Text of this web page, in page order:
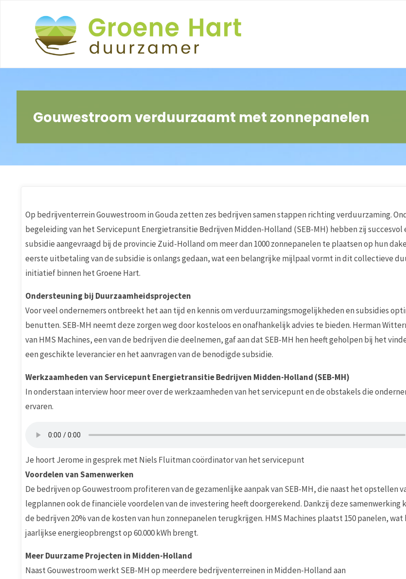
Gouwestroom verduurzaamt met zonnepanelen
Op bedrijventerrein Gouwestroom in Gouda zetten zes bedrijven samen stappen richting verduurzaming.
begeleiding van het Servicepunt Energietransitie Bedrijven Midden-Holland (SEB-MH) hebben zij succesvol
subsidie aangevraagd bij de provincie Zuid-Holland om meer dan 1000 zonnepanelen te plaatsen op hun
eerste uitbetaling van de subsidie is onlangs gedaan, wat een belangrijke mijlpaal vormt in dit collectieve
initiatief binnen het Groene Hart.
Ondersteuning bij Duurzaamheidsprojecten
Voor veel ondernemers ontbreekt het aan tijd en kennis om verduurzamingsmogelijkheden en subsidies
benutten. SEB-MH neemt deze zorgen weg door kosteloos en onafhankelijk advies te bieden. Herman
van HMS Machines, een van de bedrijven die deelnemen, gaf aan dat SEB-MH hen heeft geholpen bij het
een geschikte leverancier en het aanvragen van de benodigde subsidie.
Werkzaamheden van Servicepunt Energietransitie Bedrijven Midden-Holland (SEB-MH)
In onderstaan interview hoor meer over de werkzaamheden van het servicepunt en de obstakels die
ervaren.
Je hoort Jerome in gesprek met Niels Fluitman coördinator van het servicepunt
Voordelen van Samenwerken
De bedrijven op Gouwestroom profiteren van de gezamenlijke aanpak van SEB-MH, die naast het opstellen
legplannen ook de financiële voordelen van de investering heeft doorgerekend. Dankzij deze samenwerking
de bedrijven 20% van de kosten van hun zonnepanelen terugkrijgen. HMS Machines plaatst 150 panelen, wat
jaarlijkse energieopbrengst op 60.000 kWh brengt.
Meer Duurzame Projecten in Midden-Holland
Naast Gouwestroom werkt SEB-MH op meerdere bedrijventerreinen in Midden-Holland aan